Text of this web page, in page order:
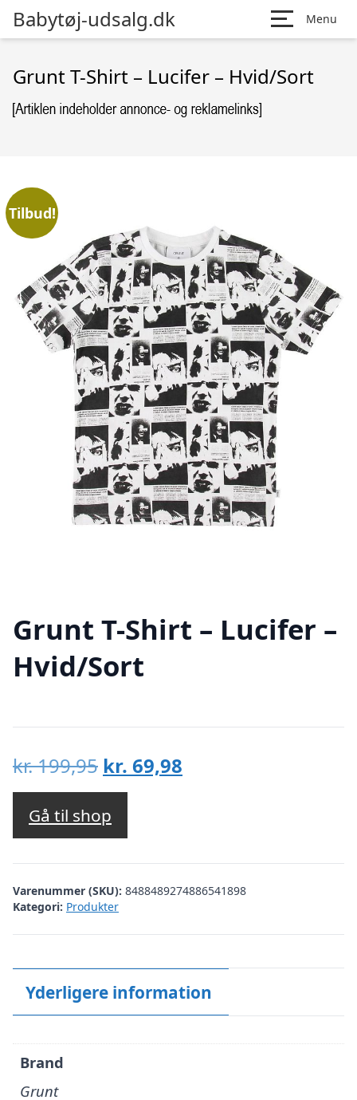
Babytøj-udsalg.dk Menu
Grunt T-Shirt – Lucifer – Hvid/Sort
Tilbud!
Grunt T-Shirt – Lucifer –
Hvid/Sort
kr.199,95 Den
oprindelige
pris
var:
kr. 199,95.
kr. 69,98
kr. 69,98.
Gå til shop
Varenummer (SKU): 8488489274886541898
Kategori: Produkter
Yderligere information
Brand
Grunt